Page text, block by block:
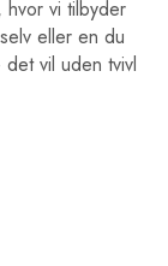
vi tilbyder
eller en du
vil uden tvivl